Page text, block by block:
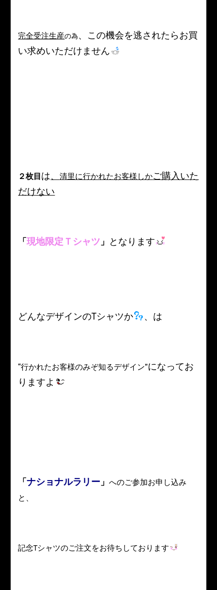
完全受注生産の為、この機会を逃されたらお買
い求めいただけません
２枚目は、清里に行かれたお客様しかご購入いた
だけない
「現地限定Ｔシャツ」 となります
どんなデザインのTシャツか 、は
“行かれたお客様のみぞ知るデザイン”になってお
りますよ
「ナショナルラリー」へのご参加お申し込み
と、
記念Tシャツのご注文をお待ちしております